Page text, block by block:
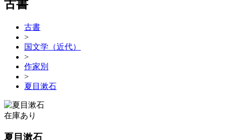
古書
古書
>
国文学（近代）
>
作家別
>
夏目漱石
在庫あり
夏目漱石